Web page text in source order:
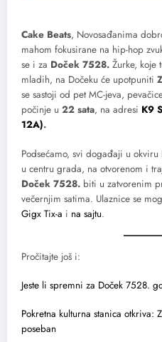
Cake Beats, Novosađanima
mahom fokusirane na hip-hop
se i za Doček 7528. Žurke, koje
mladih, na Dočeku će upotpuniti
se sastoji od pet MC-jeva,
počinje u 22 sata, na adresi K9
12A).
Podsećamo, svi događaji u okviru
u centru grada, na otvorenom i
Doček 7528. biti u zatvorenim
večernjim satima. Ulaznice se
Gigx Tix-a i na sajtu.
Pročitajte još i:
Jeste li spremni za Doček 7528.
Pokretna kulturna stanica otkriva:
poseban